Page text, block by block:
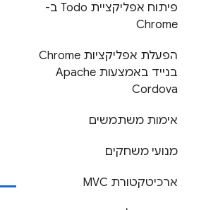
פיתוח אפליקציית Todo ב-
Chrome
הפעלת אפליקציות Chrome
בנייד באמצעות Apache
Cordova
אימות משתמשים
מנועי משחקים
ארכיטקטורת MVC